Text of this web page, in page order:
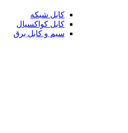
کابل شبکه
کابل کواکسیال
سیم و کابل برق